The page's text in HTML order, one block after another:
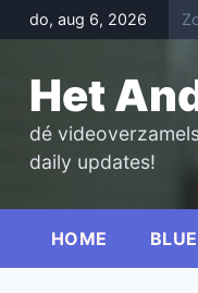
Skip
to
do, aug 6, 2026
Het
dé
daily updates!
HOME